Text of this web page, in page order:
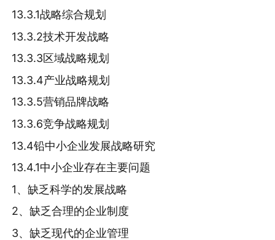
13.3.1战略综合规划
13.3.2技术开发战略
13.3.3区域战略规划
13.3.4产业战略规划
13.3.5营销品牌战略
13.3.6竞争战略规划
13.4铅中小企业发展战略研究
13.4.1中小企业存在主要问题
1、缺乏科学的发展战略
2、缺乏合理的企业制度
3、缺乏现代的企业管理